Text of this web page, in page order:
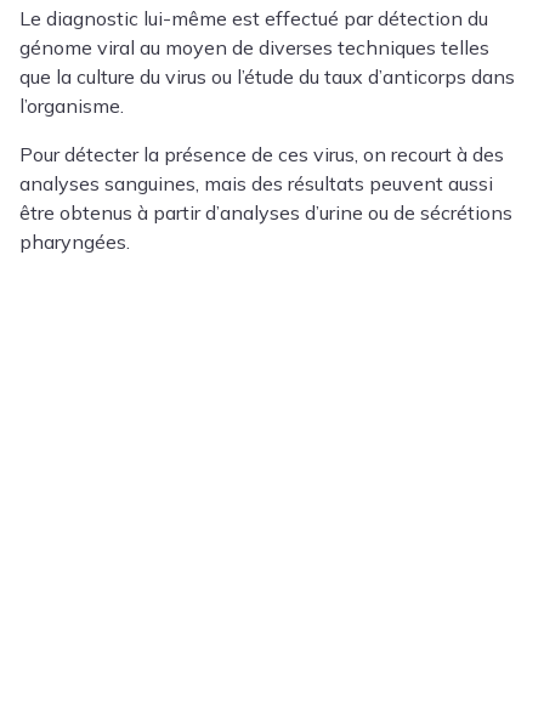
Le diagnostic lui-même est effectué par détection du
génome viral au moyen de diverses techniques telles
que la culture du virus ou l’étude du taux d’anticorps dans
l’organisme.
Pour détecter la présence de ces virus, on recourt à des
analyses sanguines, mais des résultats peuvent aussi
être obtenus à partir d’analyses d’urine ou de sécrétions
pharyngées.